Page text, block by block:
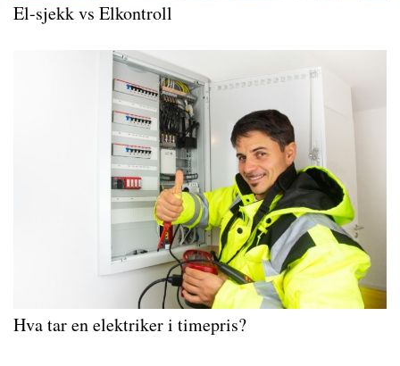
El-sjekk vs Elkontroll
Hva tar en elektriker i timepris?